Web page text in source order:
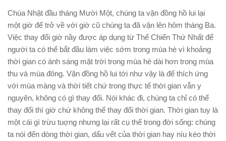
Chúa Nhật đầu tháng Mười Một, chúng ta vặn đồng hồ lui lại
một giờ để trở về với giờ cũ chúng ta đã vặn lên hôm tháng Ba.
Việc thay đổi giờ nầy được áp dụng từ Thế Chiến Thứ Nhất để
người ta có thể bắt đầu làm việc sớm trong mùa hè vì khoảng
thời gian có ánh sáng mặt trời trong mùa hè dài hơn trong mùa
thu và mùa đông. Vặn đồng hồ lui tới như vậy là để thích ứng
với mùa màng và thời tiết chứ trong thực tế thời gian vẫn y
nguyên, không có gì thay đổi. Nói khác đi, chúng ta chỉ có thể
thay đổi thì giờ chứ không thể thay đổi thời gian. Thời gian tuy là
một cái gì trừu tuợng nhưng lại rất cụ thể trong đời sống: chúng
ta nói đến dòng thời gian, dấu vết của thời gian hay níu kéo thời